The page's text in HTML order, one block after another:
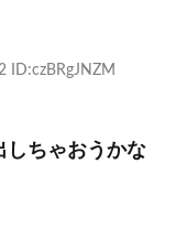
ID:czBRgJNZM
しちゃおうかな